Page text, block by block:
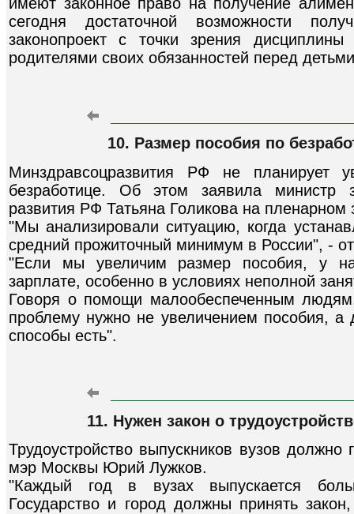
имеют законное право на получение
сегодня достаточной возможности
законопроект с точки зрения
родителями своих обязанностей перед
10. Размер пособия по
Минздравсоцразвития РФ не планирует
безработице. Об этом заявила министр
развития РФ Татьяна Голикова на
"Мы анализировали ситуацию, когда
средний прожиточный минимум в России", -
"Если мы увеличим размер пособия, у
зарплате, особенно в условиях неполной
Говоря о помощи малообеспеченным
проблему нужно не увеличением пособия,
способы есть".
11. Нужен закон о
Трудоустройство выпускников вузов должно
мэр Москвы Юрий Лужков.
"Каждый год в вузах выпускается
Государство и город должны принять закон,